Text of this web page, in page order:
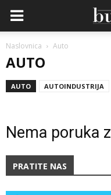
Naslovnica Auto
AUTO
AUTO AUTOINDUSTRIJA
Nema poruka
PRATITE NAS